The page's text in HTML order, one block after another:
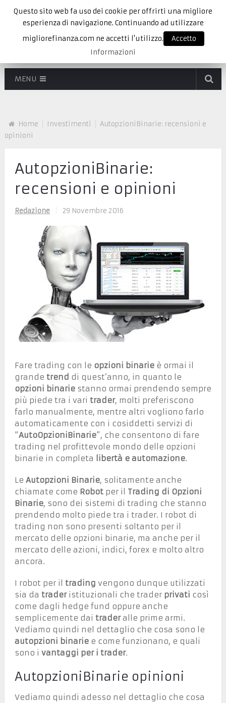
MENU
Home Investimenti
AutopzioniBinarie: recensioni e
opinioni
AutopzioniBinarie:
recensioni e opinioni
Redazione 29 Novembre 2016
Fare trading con le opzioni binarieè ormai il
grande trend di quest’anno, in quanto le
opzioni binariestanno ormai prendendo sempre
più piede tra i vari trader, molti preferiscono
farlo manualmente, mentre altri vogliono farlo
automaticamente con i cosiddetti servizi di
“AutoOpzioniBinarie”, che consentono di fare
trading nel profittevole mondo delle opzioni
binarie in completa
libertà e automazione.
Le Autopzioni Binarie, solitamente anche
chiamate come Robotper il Trading di Opzioni
Binarie, sono dei sistemi di trading che stanno
prendendo molto piede tra i trader. I robot di
trading non sono presenti soltanto per il
mercato delle opzioni binarie, ma anche per il
mercato delle azioni, indici, forex e molto altro
ancora.
I robot per il trading vengono dunque utilizzati
sia da traderistituzionali che trader privati così
come dagli hedge fund oppure anche
semplicemente dai traderalle prime armi.
Vediamo quindi nel dettaglio che cosa sono le
autopzioni binariee come funzionano, e quali
sono i vantaggi per i trader.
AutopzioniBinarie opinioni
Vediamo quindi adesso nel dettaglio che cosa
Questo sito web fa uso dei cookie per offrirti una migliore
esperienza di navigazione. Continuando ad utilizzare
migliorefinanza.com ne accetti l'utilizzo.
Accetto
Informazioni